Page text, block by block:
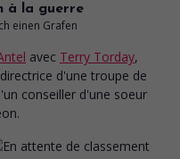
à la guerre
einen Grafen
avec Terry Torday,
d'une troupe de
conseiller d'une soeur